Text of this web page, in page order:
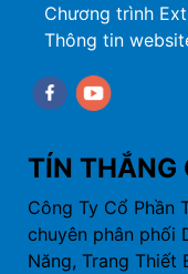
Chính sách đổi
Chương trình
Thông tin
TÍN THẮNG
Công Ty Cổ Phần
chuyên phân phối